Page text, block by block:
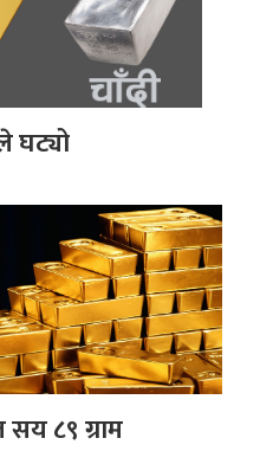
घट्यो
८९ ग्राम